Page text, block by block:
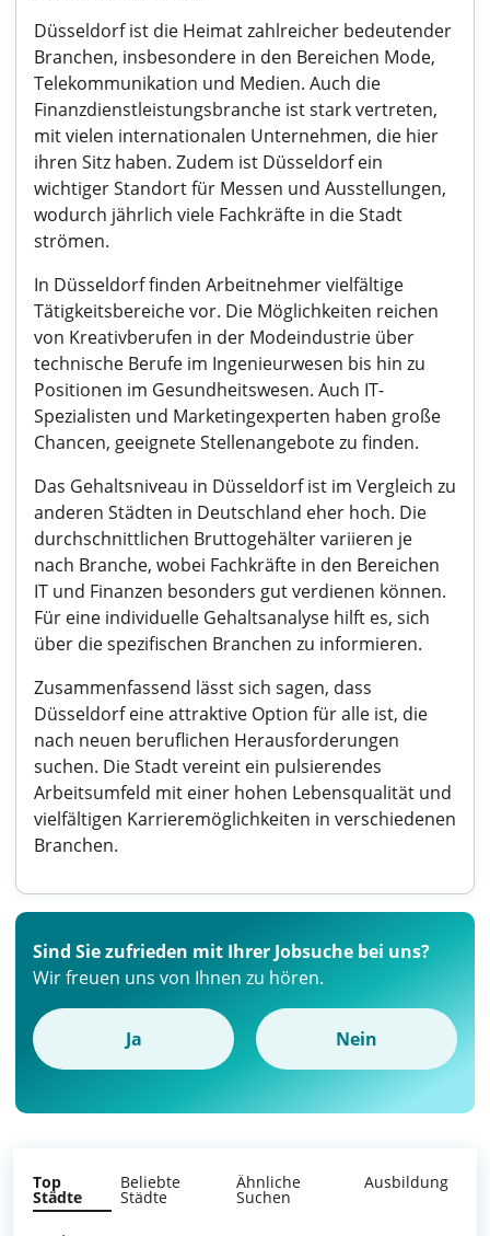
Düsseldorf ist die Heimat zahlreicher bedeutender
Branchen, insbesondere in den Bereichen Mode,
Telekommunikation und Medien. Auch die
Finanzdienstleistungsbranche ist stark vertreten,
mit vielen internationalen Unternehmen, die hier
ihren Sitz haben. Zudem ist Düsseldorf ein
wichtiger Standort für Messen und Ausstellungen,
wodurch jährlich viele Fachkräfte in die Stadt
strömen.
In Düsseldorf finden Arbeitnehmer vielfältige
Tätigkeitsbereiche vor. Die Möglichkeiten reichen
von Kreativberufen in der Modeindustrie über
technische Berufe im Ingenieurwesen bis hin zu
Positionen im Gesundheitswesen. Auch IT-
Spezialisten und Marketingexperten haben große
Chancen, geeignete Stellenangebote zu finden.
Das Gehaltsniveau in Düsseldorf ist im Vergleich zu
anderen Städten in Deutschland eher hoch. Die
durchschnittlichen Bruttogehälter variieren je
nach Branche, wobei Fachkräfte in den Bereichen
IT und Finanzen besonders gut verdienen können.
Für eine individuelle Gehaltsanalyse hilft es, sich
über die spezifischen Branchen zu informieren.
Zusammenfassend lässt sich sagen, dass
Düsseldorf eine attraktive Option für alle ist, die
nach neuen beruflichen Herausforderungen
suchen. Die Stadt vereint ein pulsierendes
Arbeitsumfeld mit einer hohen Lebensqualität und
vielfältigen Karrieremöglichkeiten in verschiedenen
Branchen.
Sind Sie zufrieden mit Ihrer Jobsuche bei uns?
Wir freuen uns von Ihnen zu hören.
Ja Nein
Top
Städte
Beliebte
Städte
Ähnliche
Suchen
Ausbildung